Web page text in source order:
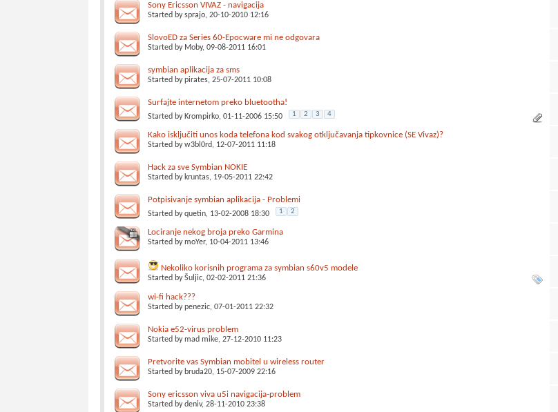
Sony Ericsson VIVAZ - navigacija
Started bysprajo, 20-10-2010 12:16
SlovoED za Series 60-Epocware mi ne odgovara
Started by Moby, 09-08-2011 16:01
symbian aplikacija za sms
Started bypirates, 25-07-2011 10:08
Surfajte internetom preko bluetootha!
Started by Krompirko, 01-11-2006 15:50 1 2 3 4
Kako isključiti unos koda telefona kod svakog otključavanja tipkovnice (SE Vivaz)?
Started byw3bl0rd, 12-07-2011 11:18
Hack za sve Symbian NOKIE
Started by kruntas, 19-05-2011 22:42
Potpisivanje symbian aplikacija - Problemi
Started byquetin, 13-02-2008 18:30 1 2
Lociranje nekog broja preko Garmina
Started bymoYer, 10-04-2011 13:46
Nekoliko korisnih programa za symbian s60v5 modele
Started byŠuljic, 02-02-2011 21:36
wi-fi hack???
Started bypenezic, 07-01-2011 22:32
Nokia e52-virus problem
Started bymad mike, 27-12-2010 11:23
Pretvorite vas Symbian mobitel u wireless router
Started by bruda20, 15-07-2009 22:16
Sony ericsson viva u5i navigacija-problem
Started bydeniv, 28-11-2010 23:38